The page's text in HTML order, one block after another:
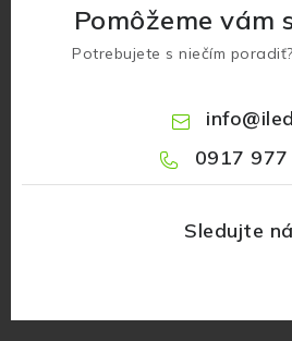
Pomôžeme vám
Potrebujete s niečím
info@
0917